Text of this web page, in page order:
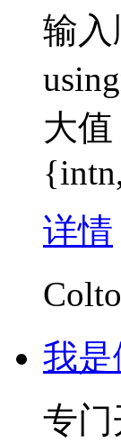
输
大
详情
我
专